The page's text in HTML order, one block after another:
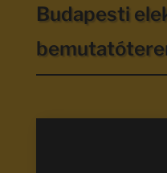
Budapesti